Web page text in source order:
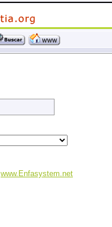
www.Enfasystem.net